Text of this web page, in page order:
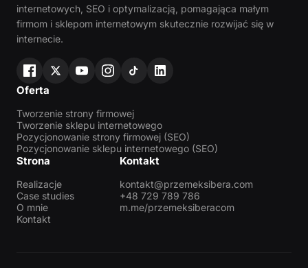
internetowych, SEO i optymalizacją, pomagająca małym
firmom i sklepom internetowym skutecznie rozwijać się w
internecie.
Oferta
Tworzenie strony firmowej
Tworzenie sklepu internetowego
Pozycjonowanie strony firmowej (SEO)
Pozycjonowanie sklepu internetowego (SEO)
Strona
Realizacje
Case studies
O mnie
Kontakt
Kontakt
kontakt@przemeksibera.com
+48 729 789 786
m.me/przemeksiberacom